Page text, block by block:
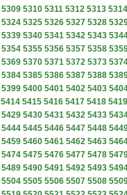
5309 5310 5311 5312 5313 5314
5324 5325 5326 5327 5328
5339 5340 5341 5342 5343
5354 5355 5356 5357 5358
5369 5370 5371 5372 5373
5384 5385 5386 5387 5388
5399 5400 5401 5402 5403
5414 5415 5416 5417 5418 5419
5429 5430 5431 5432 5433
5444 5445 5446 5447 5448
5459 5460 5461 5462 5463
5474 5475 5476 5477 5478
5489 5490 5491 5492 5493
5504 5505 5506 5507 5508